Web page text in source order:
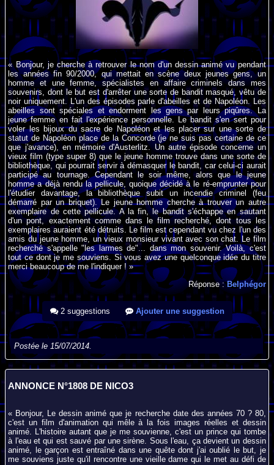
« Bonjour, je cherche à retrouver le nom d'un dessin animé vu pendant
les années fin 90/2000, qui mettait en scène deux jeunes gens, un
homme et une femme, spécialistes en affaire criminels dans mes
souvenirs, dont le but est d'arrêter une sorte de bandit masqué, vêtu de
noir uniquement. L'un des épisodes parle d'abeilles et de Napoléon. Les
abeilles sont spéciales et endorment les gens par leurs piqûres. La
jeune femme en fait l'expérience personnelle. Le bandit s'en sert pour
voler les bijoux du sacre de Napoléon et les placer sur une sorte de
statut de Napoléon place de la Concorde (je ne suis pas certaine de ce
que j'avance), en mémoire d'Austerlitz. Un autre épisode concerne un
vieux film (type super 8) que le jeune homme trouve dans une sorte de
bibliothèque, qui pourrait servir à démasquer le bandit, car celui-ci aurait
participé au tournage. Cependant le soir même, alors que le jeune
homme a déjà rendu la pellicule, quoique décidé à le ré-emprunter pour
l'étudier davantage, la bibliothèque subit un incendie criminel (feu
démarré par un briquet). Le jeune homme cherche à trouver un autre
exemplaire de cette pellicule. A la fin, le bandit s'échappe en sautant
d'un pont, exactement comme dans le film recherché, dont tous les
exemplaires auraient été détruits. Le film est cependant vu chez l'un des
amis du jeune homme, un vieux monsieur vivant avec son chat. Le film
recherché s'appelle "les larmes de"... dans mon souvenir. Voilà, c'est
tout ce dont je me souviens. Si vous avez une quelconque idée du titre
merci beaucoup de me l'indiquer ! »
Réponse :Belphégor
2 suggestions Ajouter une suggestion
Postée le 15/07/2014.
ANNONCE N°1808 DE NICO3
« Bonjour, Le dessin animé que je recherche date des années 70 ? 80,
c'est un film d'animation qui mêle à la fois images réelles et dessin
animé. L'histoire autant que je me souvienne, c'est un prince qui tombe
à l'eau et qui est sauvé par une sirène. Sous l'eau, ça devient un dessin
animé, le garçon est entraîné dans une quête dont j'ai oublié le but, je
me souviens juste qu'il rencontre une vieille dame qui le met au défi de